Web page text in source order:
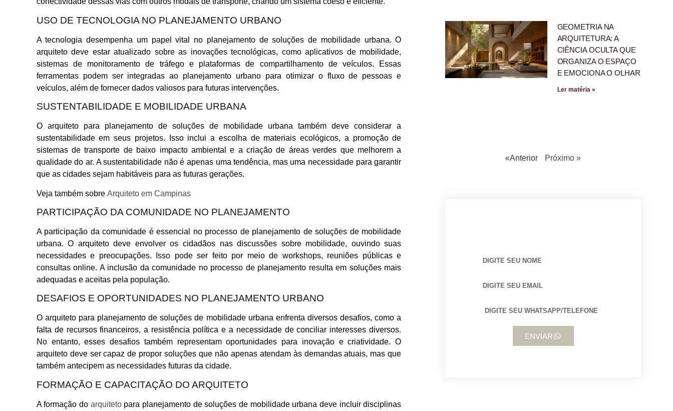
USO DE TECNOLOGIA NO PLANEJAMENTO URBANO
A tecnologia desempenha um papel vital no planejamento de soluções de mobilidade urbana. O
arquiteto deve estar atualizado sobre as inovações tecnológicas, como aplicativos de mobilidade,
sistemas de monitoramento de tráfego e plataformas de compartilhamento de veículos. Essas
ferramentas podem ser integradas ao planejamento urbano para otimizar o fluxo de pessoas e
veículos, além de fornecer dados valiosos para futuras intervenções.
SUSTENTABILIDADE E MOBILIDADE URBANA
O arquiteto para planejamento de soluções de mobilidade urbana também deve considerar a
sustentabilidade em seus projetos. Isso inclui a escolha de materiais ecológicos, a promoção de
sistemas de transporte de baixo impacto ambiental e a criação de áreas verdes que melhorem a
qualidade do ar. A sustentabilidade não é apenas uma tendência, mas uma necessidade para garantir
que as cidades sejam habitáveis para as futuras gerações.
Veja também sobre Arquiteto em Campinas
PARTICIPAÇÃO DA COMUNIDADE NO PLANEJAMENTO
A participação da comunidade é essencial no processo de planejamento de soluções de mobilidade
urbana. O arquiteto deve envolver os cidadãos nas discussões sobre mobilidade, ouvindo suas
necessidades e preocupações. Isso pode ser feito por meio de workshops, reuniões públicas e
consultas online. A inclusão da comunidade no processo de planejamento resulta em soluções mais
adequadas e aceitas pela população.
DESAFIOS E OPORTUNIDADES NO PLANEJAMENTO URBANO
O arquiteto para planejamento de soluções de mobilidade urbana enfrenta diversos desafios, como a
falta de recursos financeiros, a resistência política e a necessidade de conciliar interesses diversos.
No entanto, esses desafios também representam oportunidades para inovação e criatividade. O
arquiteto deve ser capaz de propor soluções que não apenas atendam às demandas atuais, mas que
também antecipem as necessidades futuras da cidade.
FORMAÇÃO E CAPACITAÇÃO DO ARQUITETO
A formação do arquitetopara planejamento de soluções de mobilidade urbana deve incluir disciplinas
GEOMETRIA NA
ARQUITETURA: A
CIÊNCIA OCULTA QUE
ORGANIZA O ESPAÇO
E EMOCIONA O OLHAR
Ler matéria »
«Anterior Próximo »
ENVIAR